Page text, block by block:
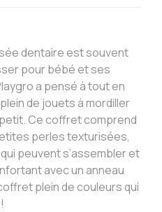
dentaire est souvent
pour bébé et ses
a pensé à tout en
de jouets à mordiller
Ce coffret comprend
perles texturisées,
peuvent s’assembler et
avec un anneau
plein de couleurs qui